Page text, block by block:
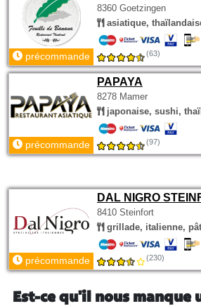
8360 Goetzingen
asiatique,
précommande (63)
PAPAYA
8278 Mamer
japonaise, sushi,
précommande (97)
DAL NIGRO
8410 Steinfort
grillade, italienne,
précommande (230)
Est-ce qu'il nous manque